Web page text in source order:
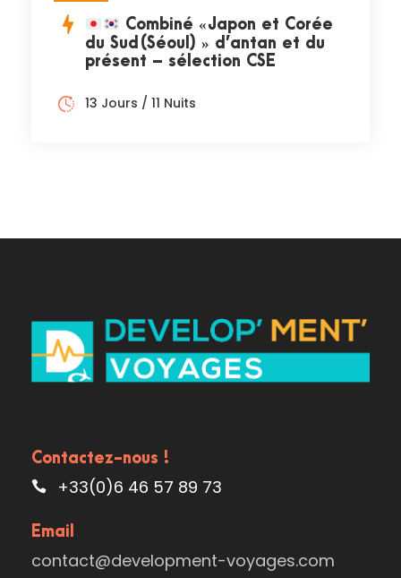
Combiné « Japon et Corée
du Sud (Séoul) » d’antan et du
présent – sélection CSE
13 Jours / 11 Nuits
Contactez-nous !
+33(0)6 46 57 89 73
Email
contact@development-voyages.com